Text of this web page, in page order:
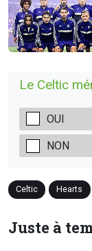
Le Celtic
OUI
NON
Celtic Hearts
Juste à